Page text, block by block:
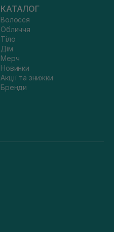
КАТАЛОГ
Волосся
Обличчя
Тіло
Дім
Мерч
Новинки
Акції та знижки
Бренди